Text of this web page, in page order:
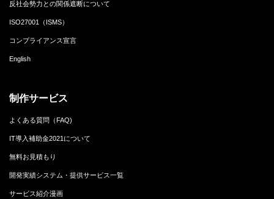
反社会勢力との関係遮断について
ISO27001（ISMS）
コンプライアンス宣言
English
制作サービス
よくある質問（FAQ)
IT導入補助金2021について
無料お見積もり
開発実績システム・提供サービス一覧
サービス紹介漫画